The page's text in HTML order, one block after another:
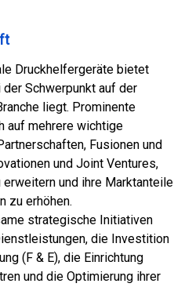
Druckhelfergeräte bietet
Schwerpunkt auf der
liegt. Prominente
auf mehrere wichtige
Fusionen und
und Joint Ventures,
und ihre Marktanteile
zu erhöhen.
strategische Initiativen
die Investition
(F & E), die Einrichtung
und die Optimierung ihrer